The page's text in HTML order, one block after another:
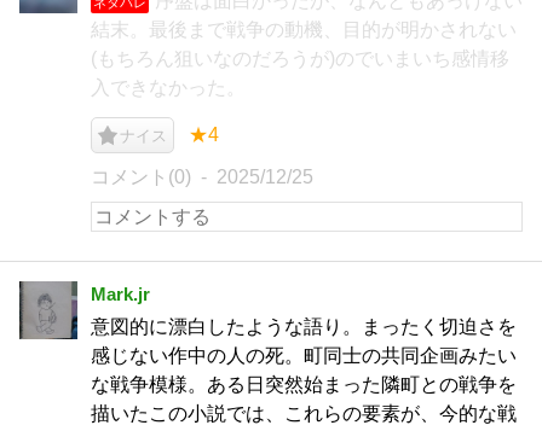
結末。最後まで戦争の動機、目的が明かされない
(もちろん狙いなのだろうが)のでいまいち感情移
入できなかった。
ナイス ★4
コメント(0) 2025/12/25
Mark.jr
意図的に漂白したような語り。まったく切迫さを
感じない作中の人の死。町同士の共同企画みたい
な戦争模様。ある日突然始まった隣町との戦争を
描いたこの小説では、これらの要素が、今的な戦